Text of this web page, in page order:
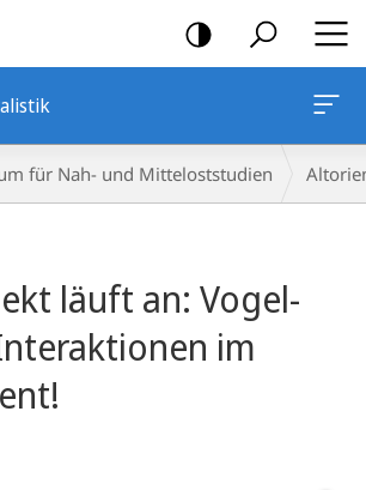
für Nah- und Mitteloststudien
läuft an: Vogel-
im